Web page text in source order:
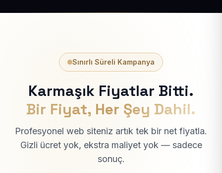
Sınırlı Süreli Kampanya
Karmaşık Fiyatlar Bitti.
Bir Fiyat, Her Şey Dahil.
Profesyonel web siteniz artık tek bir net fiyatla.
Gizli ücret yok, ekstra maliyet yok — sadece
sonuç.